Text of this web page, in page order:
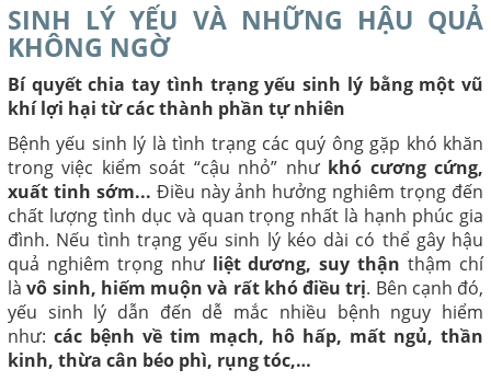
SINH LÝ YẾU VÀ NHỮNG HẬU QUẢ
KHÔNG NGỜ
Bí quyết chia tay tình trạng yếu sinh lý bằng một vũ
khí lợi hại từ các thành phần tự nhiên
Bệnh yếu sinh lý là tình trạng các quý ông gặp khó khăn
trong việc kiểm soát “cậu nhỏ” như khó cương cứng,
xuất tinh sớm... Điều này ảnh hưởng nghiêm trọng đến
chất lượng tình dục và quan trọng nhất là hạnh phúc gia
đình. Nếu tình trạng yếu sinh lý kéo dài có thể gây hậu
quả nghiêm trọng như liệt dương, suy thận thậm chí
làvô sinh, hiếm muộn và rất khó điều trị. Bên cạnh đó,
yếu sinh lý dẫn đến dễ mắc nhiều bệnh nguy hiểm
như:các bệnh về tim mạch, hô hấp, mất ngủ, thần
kinh, thừa cân béo phì, rụng tóc,…